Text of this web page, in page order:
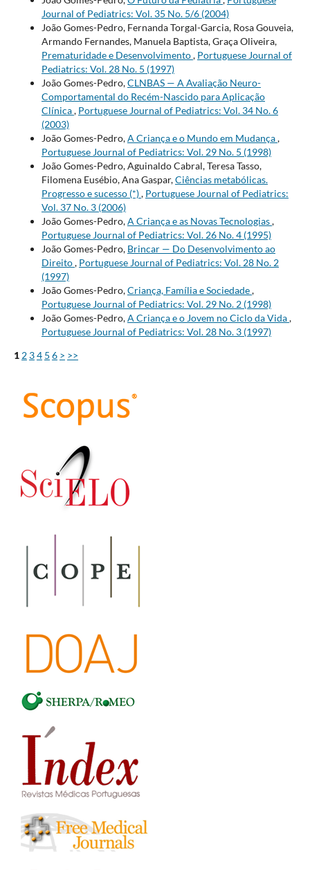
Journal of Pediatrics: Vol. 35 No. 5/6 (2004)
João Gomes-Pedro, Fernanda Torgal-Garcia, Rosa Gouveia,
Armando Fernandes, Manuela Baptista, Graça Oliveira,
Prematuridade e Desenvolvimento, Portuguese Journal of
Pediatrics: Vol. 28 No. 5 (1997)
João Gomes-Pedro,CLNBAS — A Avaliação Neuro-
Comportamental do Recém-Nascido para Aplicação
Clínica, Portuguese Journal of Pediatrics: Vol. 34 No. 6
(2003)
João Gomes-Pedro,A Criança e o Mundo em Mudança,
Portuguese Journal of Pediatrics: Vol. 29 No. 5 (1998)
João Gomes-Pedro, Aguinaldo Cabral, Teresa Tasso,
Filomena Eusébio, Ana Gaspar,Ciências metabólicas.
Progresso e sucesso (*), Portuguese Journal of Pediatrics:
Vol. 37 No. 3 (2006)
João Gomes-Pedro,A Criança e as Novas Tecnologias,
Portuguese Journal of Pediatrics: Vol. 26 No. 4 (1995)
João Gomes-Pedro, Brincar — Do Desenvolvimento ao
Direito, Portuguese Journal of Pediatrics: Vol. 28 No. 2
(1997)
João Gomes-Pedro,Criança, Família e Sociedade,
Portuguese Journal of Pediatrics: Vol. 29 No. 2 (1998)
João Gomes-Pedro,A Criança e o Jovem no Ciclo da Vida,
Portuguese Journal of Pediatrics: Vol. 28 No. 3 (1997)
1 2 34 5 6 > >>